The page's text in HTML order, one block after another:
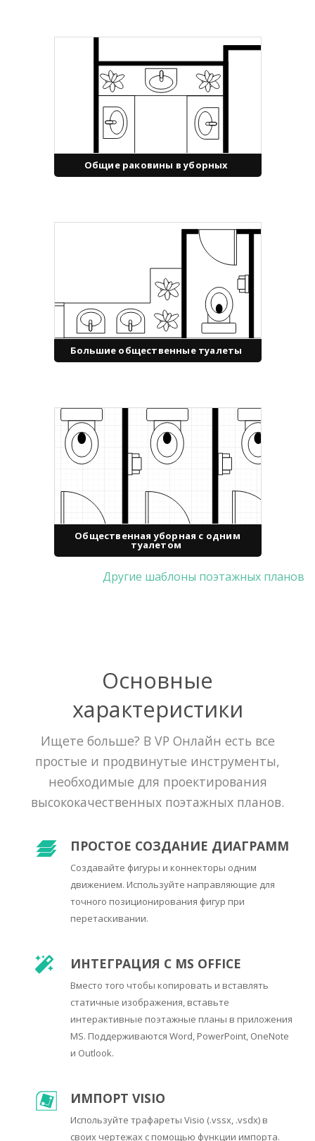
Общие раковины в уборных
Большие общественные туалеты
Общественная уборная с одним
туалетом
Другие шаблоны поэтажных планов
Основные
характеристики
Ищете больше? В VP Онлайн есть все
простые и продвинутые инструменты,
необходимые для проектирования
высококачественных поэтажных планов.
ПРОСТОЕ СОЗДАНИЕ ДИАГРАММ
Создавайте фигуры и коннекторы одним
движением. Используйте направляющие для
точного позиционирования фигур при
перетаскивании.
ИНТЕГРАЦИЯ С MS OFFICE
Вместо того чтобы копировать и вставлять
статичные изображения, вставьте
интерактивные поэтажные планы в приложения
MS. Поддерживаются Word, PowerPoint, OneNote
и Outlook.
ИМПОРТ VISIO
Используйте трафареты Visio (.vssx, .vsdx) в
своих чертежах с помощью функции импорта.